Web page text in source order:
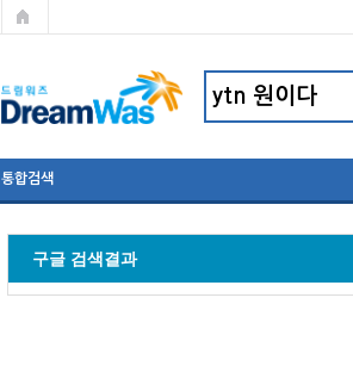
통합검색
구글 검색결과